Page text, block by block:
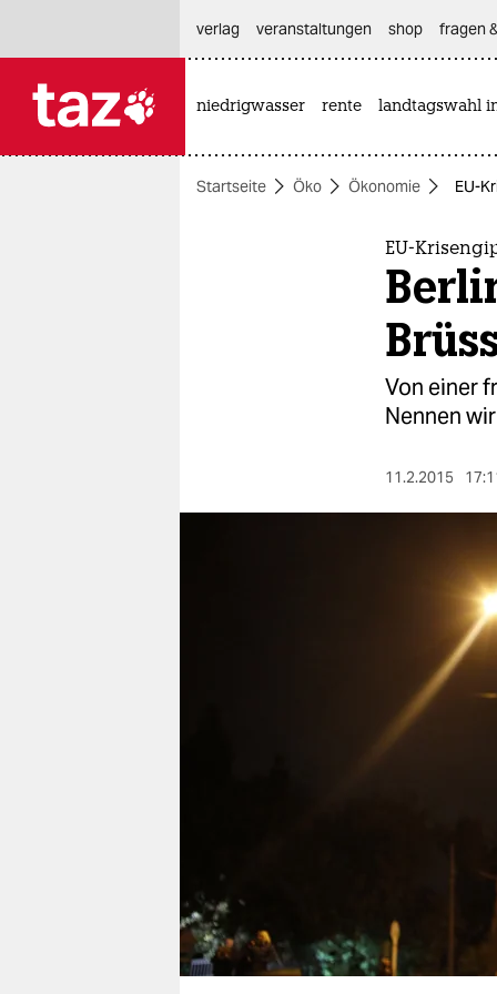
themen
abo
genossenschaft
verlag
veranstaltungen shop fragen
niedrigwasser rente landtagswahl
Startseite Öko Ökonomie EU-
EU-
Von einer
Nennen
11.2.2015